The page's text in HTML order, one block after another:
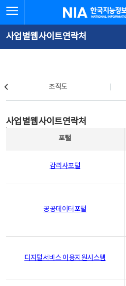
문
로
가
체
뉴
바
가
한국지능정보사회진흥
사업별웹사이트연락처
조직도
사업별웹사이트연락처
포털
감리사포털
공공데이터포털
디지털서비스 이용지원시스템